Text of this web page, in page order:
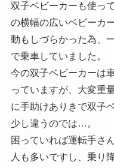
双子ベビーカーも使っ
の横幅の広いベビーカ
動もしづらかった為、
で乗車していました。
今の双子ベビーカーは
っていますが、大変重
に手助けありきで双子
少し違うのでは…。
困っていれば運転手さ
人も多いですし、乗り